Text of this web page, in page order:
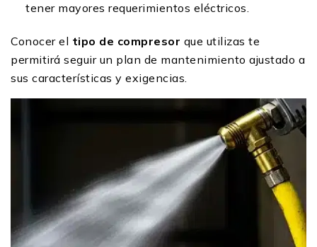
tener mayores requerimientos eléctricos.
Conocer el tipo de compresor que utilizas te
permitirá seguir un plan de mantenimiento ajustado a
sus características y exigencias.